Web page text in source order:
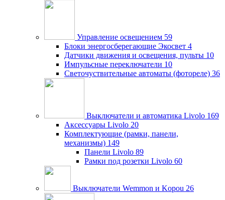
Управление освещением 59
Блоки энергосберегающие Экосвет 4
Датчики движения и освещения, пульты 10
Импульсные переключатели 10
Светочуствительные автоматы (фотореле) 36
Выключатели и автоматика Livolo 169
Аксессуары Livolo 20
Комплектующие (рамки, панели,
механизмы) 149
Панели Livolo 89
Рамки под розетки Livolo 60
Выключатели Wemmon и Kopou 26